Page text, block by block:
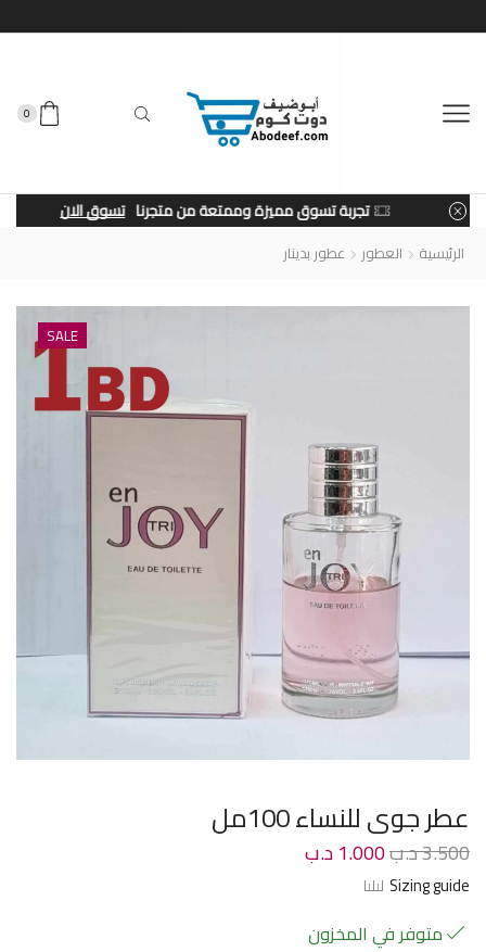
0
تجربة تسوق مميزة وممتعة من متجرنا تسوق الان
الرئيسية العطور عطور بدينار
SALE
عطر جوى للنساء 100مل
3.500د.ب1.000د.ب
Sizing guide
متوفر في المخزون